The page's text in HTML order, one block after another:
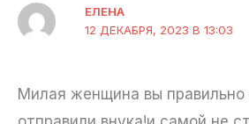
ЕЛЕНА
12 ДЕКАБРЯ, 2023 В 13:03
Mилая женщина вы правильно